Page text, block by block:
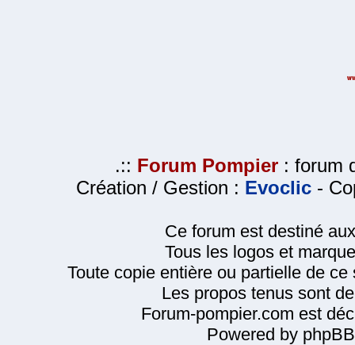
.:: Forum Pompier : forum
Création / Gestion : Evoclic -
Ce forum est destiné
Tous les logos et
Toute copie entière ou partielle de
Les propos tenus sont
Forum-pompier.com est
Powered by